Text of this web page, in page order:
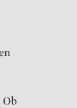
Ob